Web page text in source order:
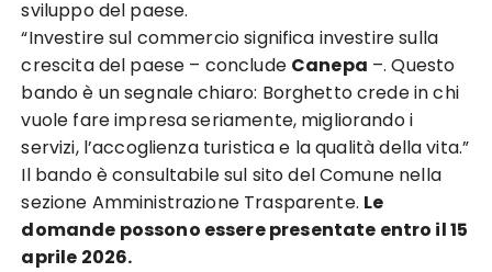
sviluppo del paese.
“Investire sul commercio significa investire sulla
crescita del paese – conclude Canepa –. Questo
bando è un segnale chiaro: Borghetto crede in chi
vuole fare impresa seriamente, migliorando i
servizi, l’accoglienza turistica e la qualità della vita.”
Il bando è consultabile sul sito del Comune nella
sezione Amministrazione Trasparente. Le
domande possono essere presentate entro il 15
aprile 2026.